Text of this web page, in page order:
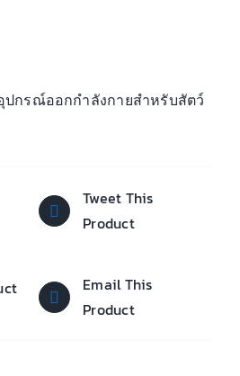
ปกรณ์ออกกำลังกายสำหรับสัตว์
Tweet This
Product
Email This
Product